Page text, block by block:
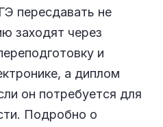
пересдавать не
заходят через
и
а диплом
он потребуется для
Подробно о